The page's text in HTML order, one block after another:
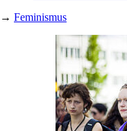
→ Feminismus